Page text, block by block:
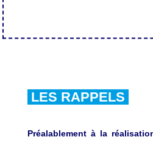
LES RAPPELS
Préalablement à la